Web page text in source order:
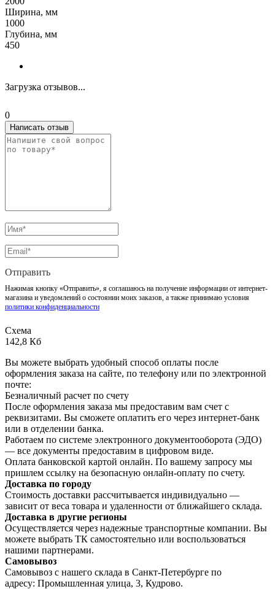
Ширина, мм
1000
Глубина, мм
450
Загрузка отзывов...
0
Написать отзыв
Отправить
Нажимая кнопку «Отправить», я соглашаюсь на получение информации от интернет-
магазина и уведомлений о состоянии моих заказов, а также принимаю условия
политики конфиденциальности
Схема
142,8 Кб
Вы можете выбрать удобный способ оплаты после
оформления заказа на сайте, по телефону или по электронной
почте:
Безналичный расчет по счету
После оформления заказа мы предоставим вам счет с
реквизитами. Вы сможете оплатить его через интернет-банк
или в отделении банка.
Работаем по системе электронного документооборота (ЭДО)
— все документы предоставим в цифровом виде.
Оплата банковской картой онлайн. По вашему запросу мы
пришлем ссылку на безопасную онлайн-оплату по счету.
Доставка по городу
Стоимость доставки рассчитывается индивидуально —
зависит от веса товара и удаленности от ближайшего склада.
Доставка в другие регионы
Осуществляется через надежные транспортные компании. Вы
можете выбрать ТК самостоятельно или воспользоваться
нашими партнерами.
Самовывоз
Самовывоз с нашего склада в Санкт-Петербурге по
адресу: Промышленная улица, 3, Кудрово.